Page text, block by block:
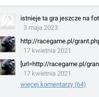
istnieje ta gra jeszcze na
3 maja 2023
http://racegame.pl/
17 kwietnia 2021
[url=http://racegame.pl/
17 kwietnia 2021
więcej komentarzy (64)